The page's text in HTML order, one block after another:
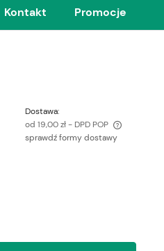
Kontakt Promocje
Dostawa:
od 19,00 zł - DPD POP
sprawdź formy dostawy